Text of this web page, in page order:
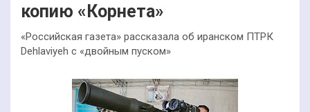
копию «Корнета»
«Российская газета» рассказала об иранском ПТРК
Dehlaviyeh с «двойным пуском»